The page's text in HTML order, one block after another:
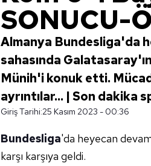
SONUCU-
Almanya Bundesliga'da
sahasında
Münih'i konuk etti.
ayrıntılar... | Son dakika
Giriş Tarihi:25 Kasım 2023 - 00:36
Bundesliga'da heyecan
karşı karşıya geldi.